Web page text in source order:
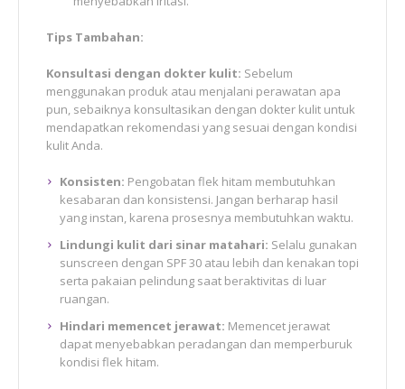
Tips Tambahan:
Konsultasi dengan dokter kulit: Sebelum
menggunakan produk atau menjalani perawatan apa
pun, sebaiknya konsultasikan dengan dokter kulit untuk
mendapatkan rekomendasi yang sesuai dengan kondisi
kulit Anda.
Konsisten: Pengobatan flek hitam membutuhkan
kesabaran dan konsistensi. Jangan berharap hasil
yang instan, karena prosesnya membutuhkan waktu.
Lindungi kulit dari sinar matahari: Selalu gunakan
sunscreen dengan SPF 30 atau lebih dan kenakan topi
serta pakaian pelindung saat beraktivitas di luar
ruangan.
Hindari memencet jerawat: Memencet jerawat
dapat menyebabkan peradangan dan memperburuk
kondisi flek hitam.